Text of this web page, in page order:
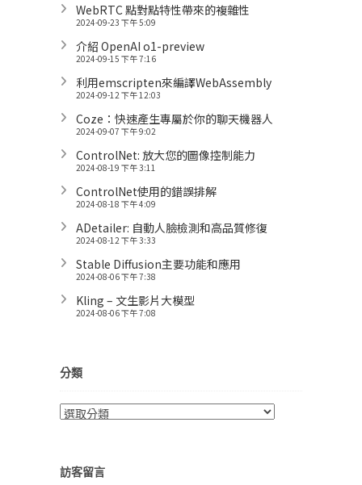
WebRTC 點對點特性帶來的複雜性
2024-09-23 下午 5:09
介紹 OpenAI o1-preview
2024-09-15 下午 7:16
利用emscripten來編譯WebAssembly
2024-09-12 下午 12:03
Coze：快速產生專屬於你的聊天機器人
2024-09-07 下午 9:02
ControlNet: 放大您的圖像控制能力
2024-08-19 下午 3:11
ControlNet使用的錯誤排解
2024-08-18 下午 4:09
ADetailer: 自動人臉檢測和高品質修復
2024-08-12 下午 3:33
Stable Diffusion主要功能和應用
2024-08-06 下午 7:38
Kling – 文生影片大模型
2024-08-06 下午 7:08
分類
分
訪客留言